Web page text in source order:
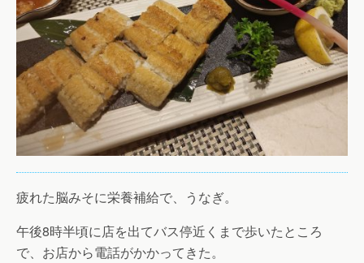
疲れた脳みそに栄養補給で、うなぎ。
午後8時半頃に店を出てバス停近くまで歩いたところ
で、お店から電話がかかってきた。